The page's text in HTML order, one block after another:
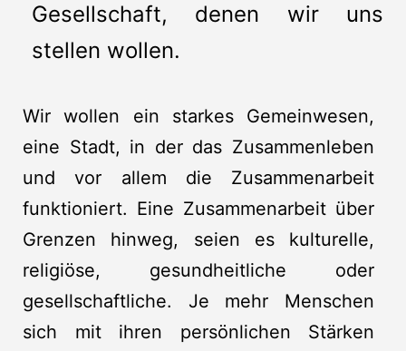
Gesellschaft, denen wir uns
stellen wollen.
Wir wollen ein starkes Gemeinwesen,
eine Stadt, in der das Zusammenleben
und vor allem die Zusammenarbeit
funktioniert. Eine Zusammenarbeit über
Grenzen hinweg, seien es kulturelle,
religiöse, gesundheitliche oder
gesellschaftliche. Je mehr Menschen
sich mit ihren persönlichen Stärken